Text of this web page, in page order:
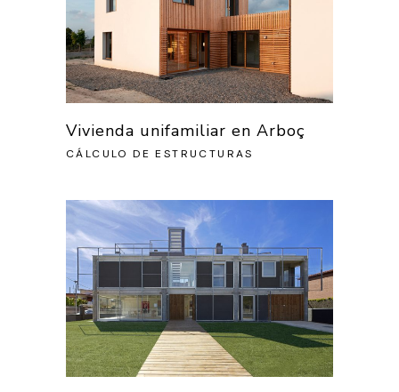
Vivienda unifamiliar en Arboç
CÁLCULO DE ESTRUCTURAS